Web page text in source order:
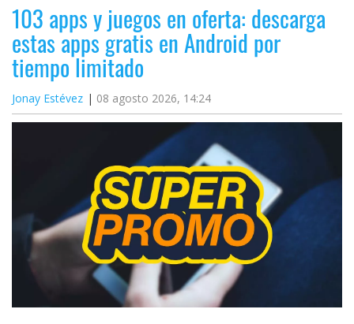
103 apps y juegos en oferta: descarga
estas apps gratis en Android por
tiempo limitado
Jonay Estévez 08 agosto 2026, 14:24